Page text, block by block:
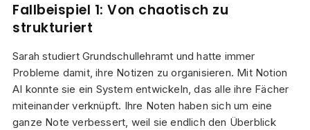
Fallbeispiel 1: Von chaotisch zu
strukturiert
Sarah studiert Grundschullehramt und hatte immer
Probleme damit, ihre Notizen zu organisieren. Mit Notion
AI konnte sie ein System entwickeln, das alle ihre Fächer
miteinander verknüpft. Ihre Noten haben sich um eine
ganze Note verbessert, weil sie endlich den Überblick